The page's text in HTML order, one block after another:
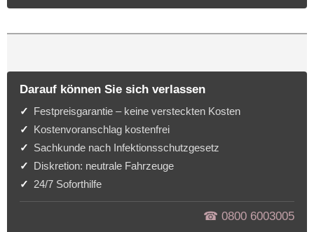
Darauf können Sie sich verlassen
Festpreisgarantie – keine versteckten Kosten
Kostenvoranschlag kostenfrei
Sachkunde nach Infektionsschutzgesetz
Diskretion: neutrale Fahrzeuge
24/7 Soforthilfe
☎︎ 0800 6003005